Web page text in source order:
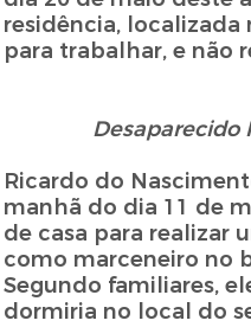
residência, localizada
para trabalhar, e não
Desaparecido
Ricardo do
manhã do dia 11 de
de casa para realizar
como marceneiro no
Segundo familiares,
dormiria no local do